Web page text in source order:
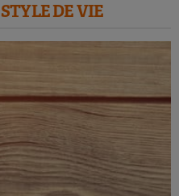
STYLE DE VIE